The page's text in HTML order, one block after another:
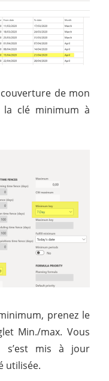
de mon
clé minimum à
prenez le
Min./max. Vous
s’est mis à jour
utilisée.